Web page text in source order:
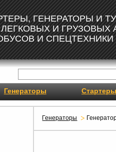
ГЕНЕРАТОРЫ И
И ГРУЗОВЫХ
И СПЕЦТЕХНИКИ
Генераторы Стартеры
Генераторы